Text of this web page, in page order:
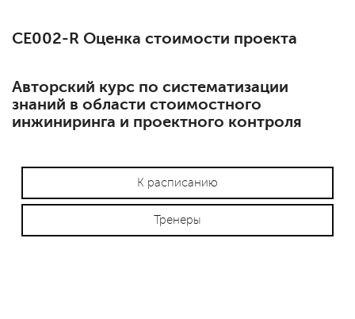
СЕ002-R Оценка стоимости проекта
Авторский курс по систематизации
знаний в области стоимостного
инжиниринга и проектного контроля
К расписанию
Тренеры